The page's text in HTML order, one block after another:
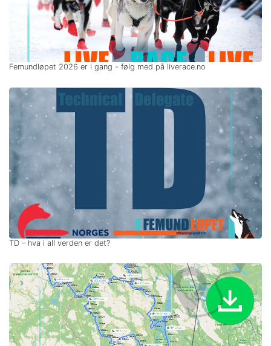
Femundløpet 2026 er i gang - følg med på liverace.no
TD – hva i all verden er det?